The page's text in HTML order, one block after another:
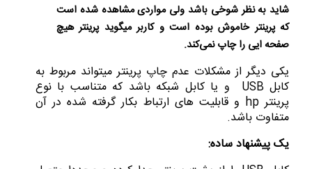
شاید به نظر شوخی باشد ولی مواردی مشاهده شده است
که پرینتر خاموش بوده است و کاربر میگوید پرینتر هیچ
صفحه ایی را چاپ نمی‌کند.
یکی دیگر از مشکلات عدم چاپ پرینتر میتواند مربوط به
کابل USB و یا کابل شبکه باشد که متناسب با نوع
پرینتر hp و قابلیت های ارتباط بکار گرفته شده در آن
متفاوت باشد.
یک پیشنهاد ساده: